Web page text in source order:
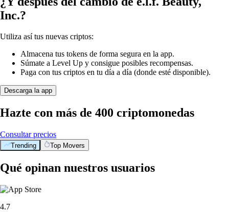
Inc.?
Utiliza así tus nuevas criptos:
Almacena tus tokens de forma segura en la app.
Súmate a Level Up y consigue posibles recompensas.
Paga con tus criptos en tu día a día (donde esté disponible).
Descarga la app
Hazte con más de 400 criptomonedas
Consultar precios
Trending Top Movers
Qué opinan nuestros usuarios
4.7